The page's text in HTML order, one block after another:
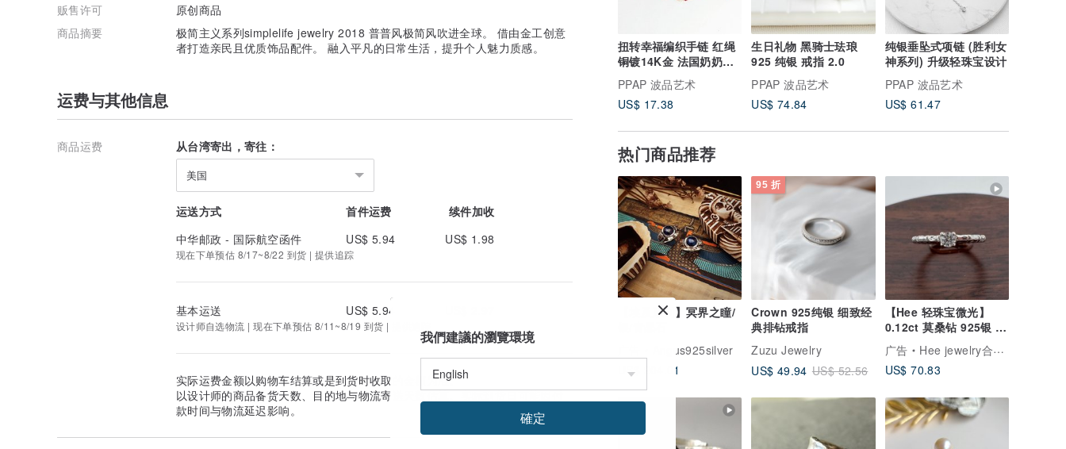
扭转幸福编织手链 红绳
铜镀14K金 法国奶奶系
列
PPAP 波品艺术
US$ 17.38
生日礼物 黑骑士珐琅
925 纯银 戒指 2.0
PPAP 波品艺术
US$ 74.84
纯银垂坠式项链 (胜利女
神系列) 升级轻珠宝设计
PPAP 波品艺术
US$ 61.47
热门商品推荐
【埃及系列】冥界之瞳/
Angus925silver
US$ 204.01
95 折
Crown 925纯银 细致经
典排钻戒指
Zuzu Jewelry
US$ 49.94 US$ 52.56
【Hee 轻珠宝微光】
0.12ct 莫桑钻 925银 日
常戒
广告
Hee jewelry合一轻珠宝
US$ 70.83
贩售许可
原创商品
商品摘要
极简主义系列simplelife jewelry 2018 普普风极简风吹进全球。 借由金工创意
者打造亲民且优质饰品配件。 融入平凡的日常生活，提升个人魅力质感。
运费与其他信息
商品运费 从台湾寄出，寄往：
美国
运送方式 首件运费
续件加收
中华邮政 - 国际航空函件
US$ 5.94 US$ 1.98
现在下单预估 8/17~8/22 到货 | 提供追踪
基本运送 US$ 5.94
设计师自选物流 | 现在下单预估 8/11~8/19 到货 | 提供追踪
实际运费金额以购物车结算或是到货时收取的金额为准。
以设计师的商品备货天数、目的地与物流寄送天数估算。实际到货日可能因付
款时间与物流延迟影响。
我們建議的瀏覽環境
確定